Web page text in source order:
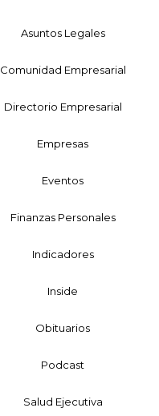
Asuntos Legales
Comunidad Empresarial
Directorio Empresarial
Empresas
Eventos
Finanzas Personales
Indicadores
Inside
Obituarios
Podcast
Salud Ejecutiva